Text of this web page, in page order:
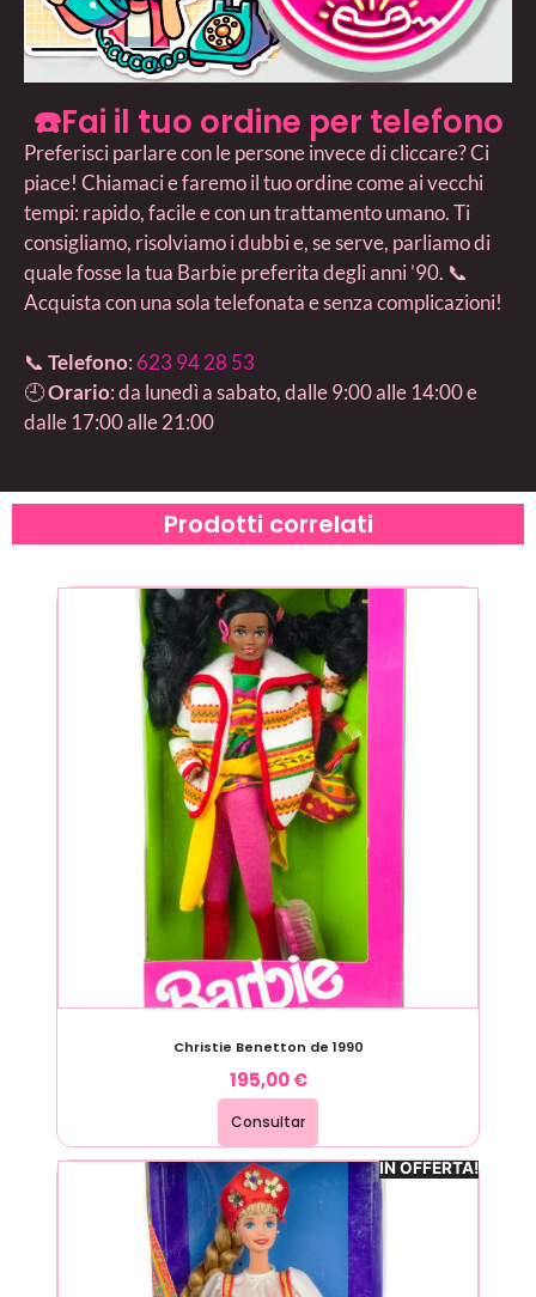
☎️Fai il tuo ordine per telefono
Preferisci parlare con le persone invece di cliccare? Ci
piace! Chiamaci e faremo il tuo ordine come ai vecchi
tempi: rapido, facile e con un trattamento umano. Ti
consigliamo, risolviamo i dubbi e, se serve, parliamo di
quale fosse la tua Barbie preferita degli anni ’90. 📞
Acquista con una sola telefonata e senza complicazioni!
📞 Telefono: 623 94 28 53
🕘Orario: da lunedì a sabato, dalle 9:00 alle 14:00 e
dalle 17:00 alle 21:00
Prodotti correlati
Christie Benetton de 1990
195,00€
Consultar
IN OFFERTA!